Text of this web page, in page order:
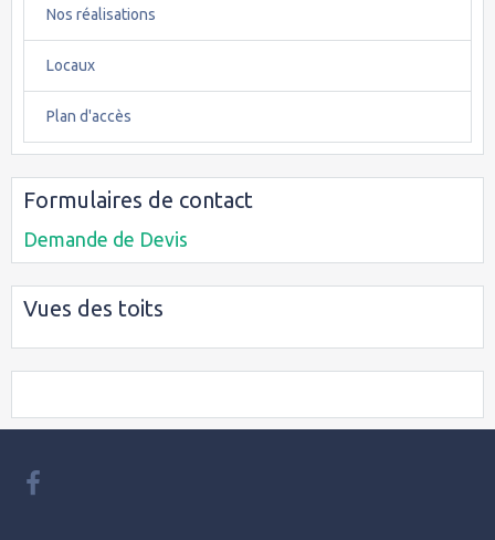
Nos réalisations
Locaux
Plan d'accès
Formulaires de contact
Demande de Devis
Vues des toits